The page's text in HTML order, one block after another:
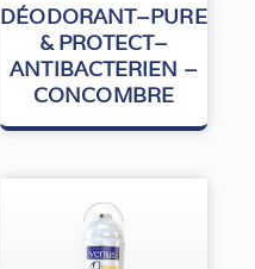
Note
0
DÉODORANT–PURE
& PROTECT–
ANTIBACTERIEN –
CONCOMBRE